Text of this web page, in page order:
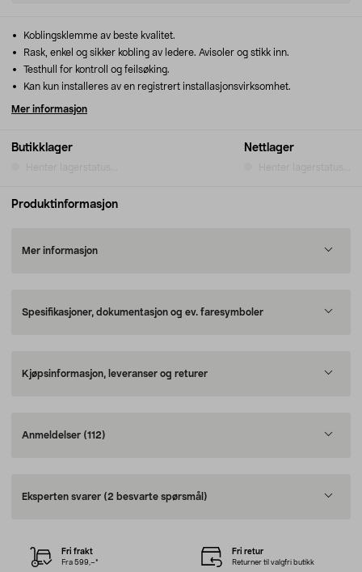
Butikklager Nettlager
Koblingsklemme av beste kvalitet.
Rask, enkel og sikker kobling av ledere. Avisoler og stikk inn.
Testhull for kontroll og feilsøking.
Kan kun installeres av en registrert installasjonsvirksomhet.
Mer informasjon
Produktinformasjon
Mer informasjon
Spesifikasjoner, dokumentasjon og ev. faresymboler
Kjøpsinformasjon, leveranser og returer
Anmeldelser (112)
Eksperten svarer (2 besvarte spørsmål)
Fri frakt
Fra 599,–*
Fri retur
Returner til valgfri butikk